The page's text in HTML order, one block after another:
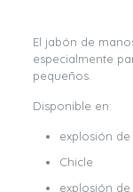
El jabón de
especialmente
pequeños.
Disponible en:
explosión
Chicle
explosión